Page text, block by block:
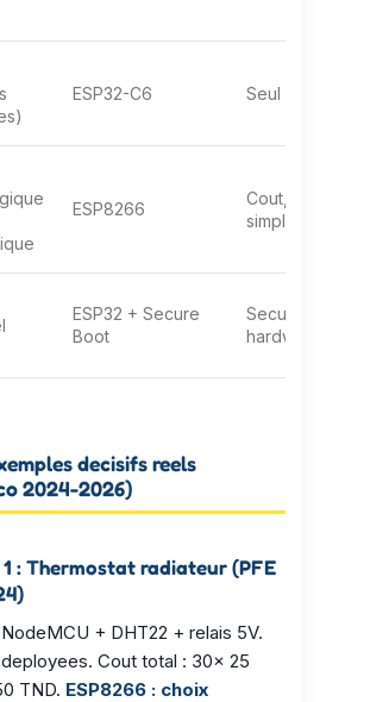
ESP32-C6 Seul WiFi 6
ESP8266
Cout,
simplicite
ESP32 + Secure
Boot
Securite
hardware
decisifs reels
2024-2026)
1 : Thermostat radiateur (PFE
+ DHT22 + relais 5V.
Cout total : 30x 25
TND. ESP8266 : choix